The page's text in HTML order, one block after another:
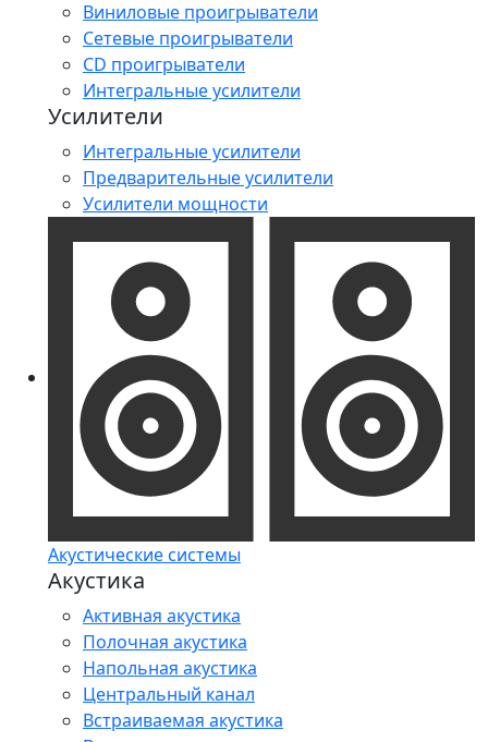
Виниловые проигрыватели
Сетевые проигрыватели
CD проигрыватели
Интегральные усилители
Усилители
Интегральные усилители
Предварительные усилители
Усилители мощности
Акустические системы
Акустика
Активная акустика
Полочная акустика
Напольная акустика
Центральный канал
Встраиваемая акустика